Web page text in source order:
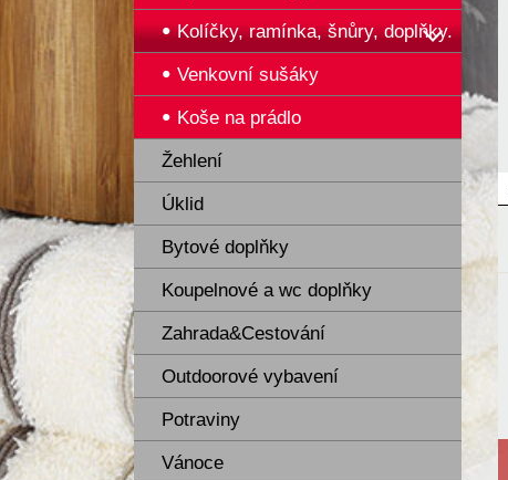
Kolíčky, ramínka, šnůry, doplňky.
Venkovní sušáky
Koše na prádlo
Žehlení
Úklid
Bytové doplňky
Koupelnové a wc doplňky
Zahrada&Cestování
Outdoorové vybavení
Potraviny
Vánoce